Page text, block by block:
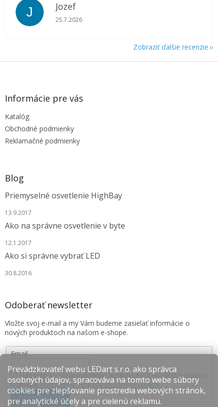
Prevádzkovateľ webu LEDart s.r.o. ako správca
osobných údajov, spracováva na tomto webe súbory
cookies pre zlepšovanie prostredia webových stránok,
pre analytické účely a pre cielenú reklamu.
J Jozef
Hodnotenie obchodu je 5 z 5 hviezdičiek.
25.7.2026
Zobraziť ďalšie recenzie
Z
Informácie pre vás
Katalóg
Obchodné podmienky
Reklamačné podmienky
Blog
Priemyselné osvetlenie HighBay
13.9.2017
Ako na správne osvetlenie v byte
12.1.2017
Ako si správne vybrať LED
30.8.2016
Odoberať newsletter
Vložte svoj e-mail a my Vám budeme zasielať informácie o
nových produktoch na našom e-shope.
Email
Súhlasím so spracovávaním poskytnutých osobných údajov
v zmysle Podmienok ochrany osobných údajov.
PRIHLÁSIŤ SA